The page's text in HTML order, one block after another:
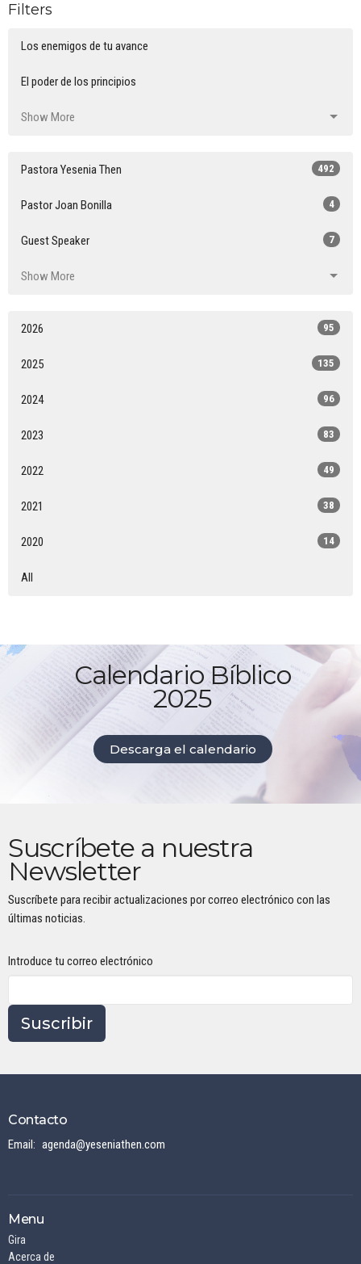
Filters
Los enemigos de tu avance
El poder de los principios
Show More
Pastora Yesenia Then 492
Pastor Joan Bonilla 4
Guest Speaker 7
Show More
2026 95
2025 135
2024 96
2023 83
2022 49
2021 38
2020 14
All
Calendario Bíblico
2025
Descarga el calendario
Suscríbete a nuestra
Newsletter
Suscríbete para recibir actualizaciones por correo electrónico con las
últimas noticias.
Introduce tu correo electrónico
Suscribir
Contacto
Email: agenda@yeseniathen.com
Menu
Gira
Acerca de